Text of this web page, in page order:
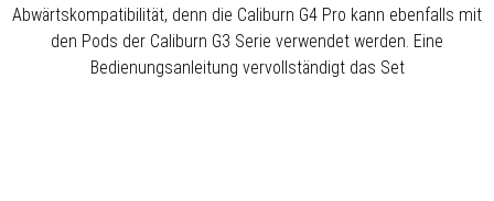
Abwärtskompatibilität, denn die Caliburn G4 Pro kann ebenfalls mit
den Pods der Caliburn G3 Serie verwendet werden. Eine
Bedienungsanleitung vervollständigt das Set